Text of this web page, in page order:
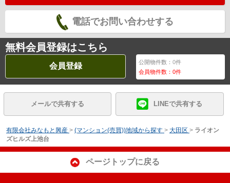
電話でお問い合わせする
無料会員登録はこちら
会員登録 公開物件数：0件
会員物件数：0件
メールで共有する LINEで共有する
有限会社みなもと興産 > (マンション(売買))地域から探す > 大田区 > ライオン
ズヒルズ上池台
ページトップに戻る